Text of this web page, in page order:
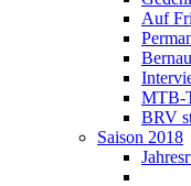
Auf
MTB-
BRV
Saison 2018